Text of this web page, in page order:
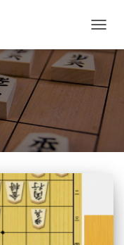
ビ
シ
ョ
ン
を
切